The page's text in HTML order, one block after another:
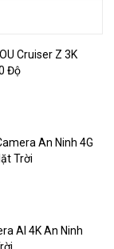
Cruiser Z 3K
Độ
An Ninh 4G
Trời
AI 4K An Ninh